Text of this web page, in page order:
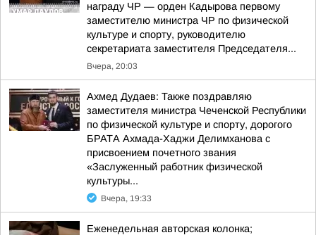
награду ЧР — орден Кадырова первому
заместителю министра ЧР по физической
культуре и спорту, руководителю
секретариата заместителя Председателя...
Вчера, 20:03
Ахмед Дудаев: Также поздравляю
заместителя министра Чеченской Республики
по физической культуре и спорту, дорогого
БРАТА Ахмада-Хаджи Делимханова с
присвоением почетного звания
«Заслуженный работник физической
культуры...
Вчера, 19:33
Еженедельная авторская колонка;